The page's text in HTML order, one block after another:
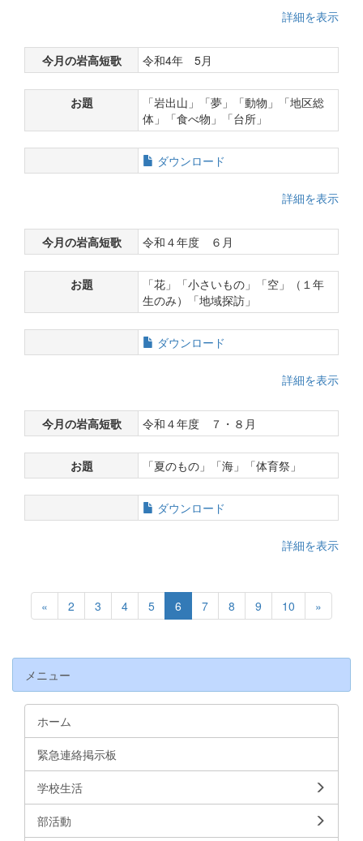
詳細を表示
今月の岩高短歌 令和4年 5月
お題
「岩出山」「夢」「動物」「地区総
体」「食べ物」「台所」
ダウンロード
詳細を表示
今月の岩高短歌 令和４年度 ６月
お題
「花」「小さいもの」「空」（１年
生のみ）「地域探訪」
ダウンロード
詳細を表示
今月の岩高短歌 令和４年度 ７・８月
お題 「夏のもの」「海」「体育祭」
ダウンロード
詳細を表示
« 2 3 4 5 6 7 8 9 10 »
メニュー
ホーム
緊急連絡掲示板
学校生活
部活動